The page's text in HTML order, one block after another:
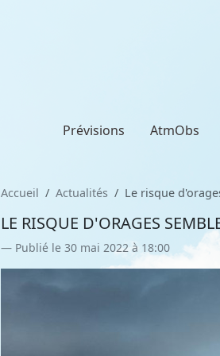
Prévisions AtmObs
Accueil Actualités Le risque
LE RISQUE D'ORAGES
Publié le 30 mai 2022 à 18:00